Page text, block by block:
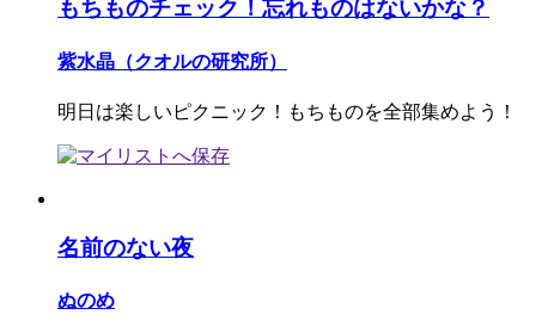
もちものチェック！忘れものはないかな？
紫水晶（クオルの研究所）
明日は楽しいピクニック！もちものを全部集めよう！
名前のない夜
ぬのめ